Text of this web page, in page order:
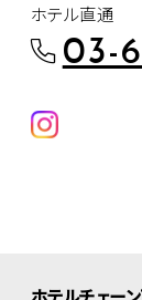
ホテル直通
03-